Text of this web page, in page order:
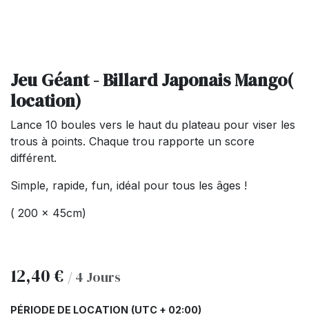
Jeu Géant - Billard Japonais Mango(
location)
Lance 10 boules vers le haut du plateau pour viser les
trous à points. Chaque trou rapporte un score
différent.
Simple, rapide, fun, idéal pour tous les âges !
( 200 x 45cm)
12,40€ /4 Jours
PÉRIODE DE LOCATION (UTC + 02:00)